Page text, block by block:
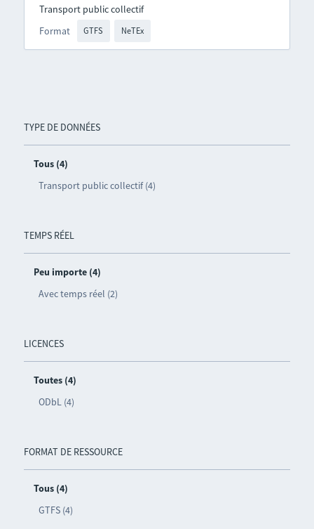
TYPE DE DONNÉES
Tous (4)
Transport public collectif (4)
TEMPS RÉEL
Peu importe (4)
Avec temps réel (2)
LICENCES
Toutes (4)
ODbL (4)
FORMAT DE RESSOURCE
Tous (4)
GTFS (4)
Format GTFS NeTEx
Transport public collectif